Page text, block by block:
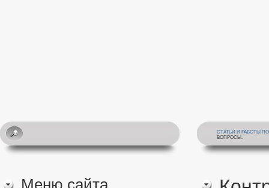
СТАТЬИ И РАБОТЫ
ВОПРОСЫ.
Меню сайта